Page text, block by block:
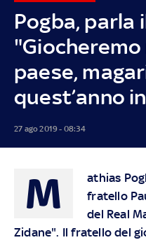
Pogba, parla
paese,
quest’anno
27 ago 2019 - 08:34
M
athias
fratello
del Real
Zidane". Il fratello del